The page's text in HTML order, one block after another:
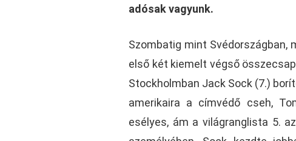
adósak vagyunk.
Szombatig mint Svédországban,
első két kiemelt végső
Stockholmban Jack Sock (7.)
amerikaira a címvédő cseh,
esélyes, ám a világranglista 5.